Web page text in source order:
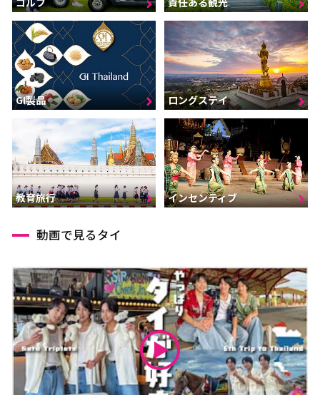
GI製品 ロングステイ
教育旅行 インセンティブ
動画で見るタイ